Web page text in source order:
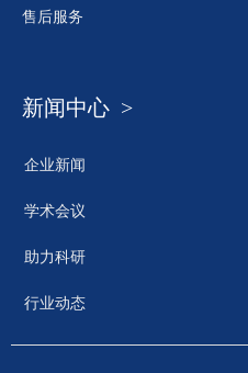
售后服务
新闻中心 >
企业新闻
学术会议
助力科研
行业动态